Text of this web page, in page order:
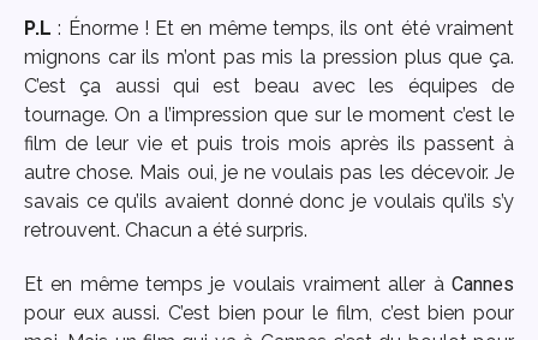
P.L: Énorme ! Et en même temps, ils ont été vraiment
mignons car ils m’ont pas mis la pression plus que ça.
C’est ça aussi qui est beau avec les équipes de
tournage. On a l’impression que sur le moment c’est le
film de leur vie et puis trois mois après ils passent à
autre chose. Mais oui, je ne voulais pas les décevoir. Je
savais ce qu’ils avaient donné donc je voulais qu’ils s’y
retrouvent. Chacun a été surpris.
Et en même temps je voulais vraiment aller à Cannes
pour eux aussi. C’est bien pour le film, c’est bien pour